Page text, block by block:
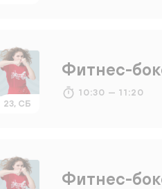
23, СБ
Фитнес-
10:30 — 11:20
Фитнес-